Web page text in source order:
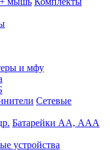
и мфу
Сетевые
Батарейки АА, ААА